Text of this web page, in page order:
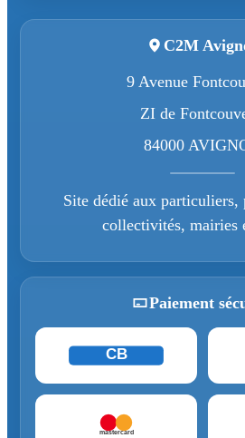
C2M
9 Avenue
ZI de
84000
Site dédié aux particuliers,
collectivités, mairies
Paiement
CB
mastercard